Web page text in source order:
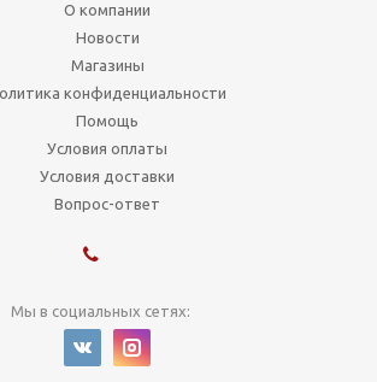
О компании
Новости
Магазины
конфиденциальности
Помощь
Условия оплаты
Условия доставки
Вопрос-ответ
Мы в социальных сетях: